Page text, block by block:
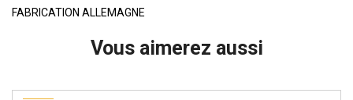
FABRICATION ALLEMAGNE
Vous aimerez aussi